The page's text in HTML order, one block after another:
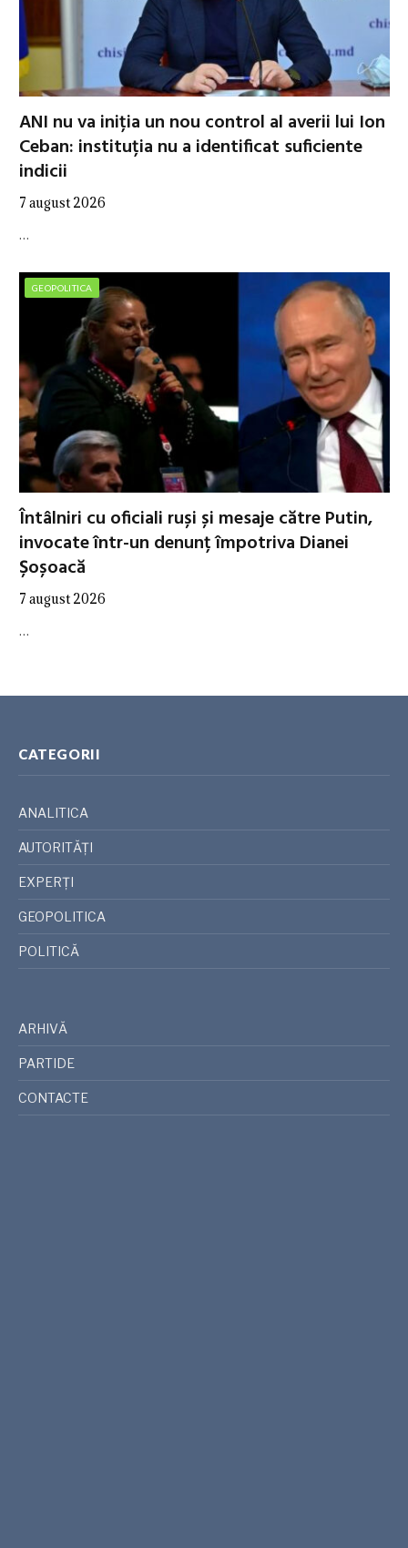
ANI nu va iniția un nou control al averii lui Ion
Ceban: instituția nu a identificat suficiente
indicii
7 august 2026
…
GEOPOLITICA
Întâlniri cu oficiali ruși și mesaje către Putin,
invocate într-un denunț împotriva Dianei
Șoșoacă
7 august 2026
…
CATEGORII
ANALITICA
AUTORITĂȚI
EXPERȚI
GEOPOLITICA
POLITICĂ
ARHIVĂ
PARTIDE
CONTACTE